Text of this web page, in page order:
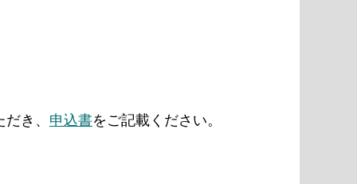
き、 申込書をご記載ください。